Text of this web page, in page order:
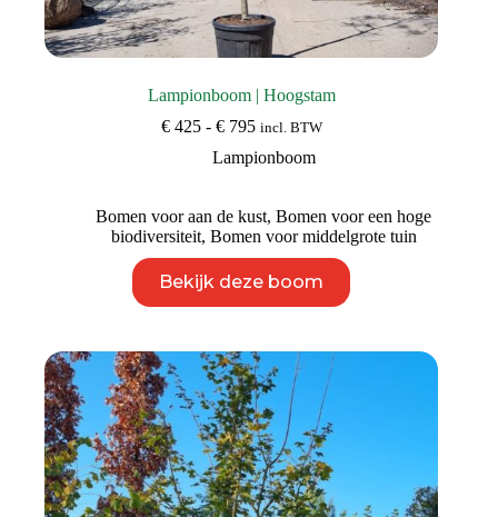
Lampionboom | Hoogstam
€425 - €795Prijsklasse:
tot
incl. BTW
Lampionboom
Bomen voor aan de kust,Bomen voor een hoge
biodiversiteit, Bomen voor middelgrote tuin
Bekijk deze boom
product
heeft
Deze
optie
kan
gekozen
worden
op
de
productpagina